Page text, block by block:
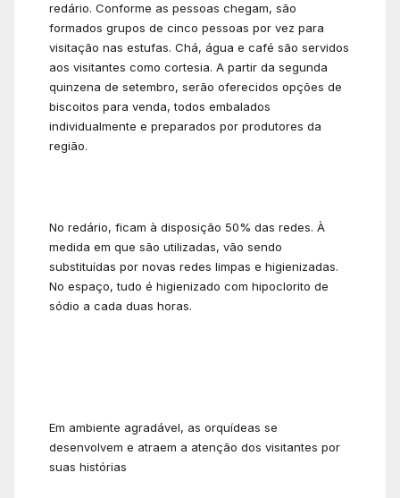
redário. Conforme as pessoas chegam, são
formados grupos de cinco pessoas por vez para
visitação nas estufas. Chá, água e café são servidos
aos visitantes como cortesia. A partir da segunda
quinzena de setembro, serão oferecidos opções de
biscoitos para venda, todos embalados
individualmente e preparados por produtores da
região.
No redário, ficam à disposição 50% das redes. À
medida em que são utilizadas, vão sendo
substituídas por novas redes limpas e higienizadas.
No espaço, tudo é higienizado com hipoclorito de
sódio a cada duas horas.
Em ambiente agradável, as orquídeas se
desenvolvem e atraem a atenção dos visitantes por
suas histórias